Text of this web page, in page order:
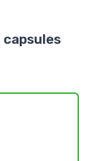
capsules